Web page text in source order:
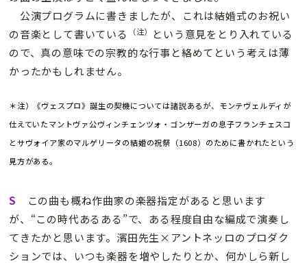
公演プログラムに書きましたが、これは結婚式のお祝い
の音楽として書いている
（注）
という意見をとり入れている
ので、真の意味での宗教的な行事と絡めてという考えは薄
かったかもしれません。
＊注）《ヴェスプロ》誕生の契機については諸説あるが、モンテヴェルディが
仕えていたマントヴァ公ヴィンチェンツォ・ゴンザーガの息子フランチェスコ
とサヴォイア家のマルゲリータの結婚の祝祭（1608）のために書かれたという
見方がある。
S この曲も概ね作曲家の楽器指定があると思います
が、“この時代あるある”で、ある程度自由な編成で演奏し
てきたかと思います。濱田先生×アントネッロのプロダク
ションでは、いつも楽器を増やしたりとか、何かしら新し